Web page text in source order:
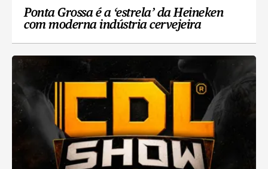
Ponta Grossa é a ‘estrela’ da Heineken
com moderna indústria cervejeira